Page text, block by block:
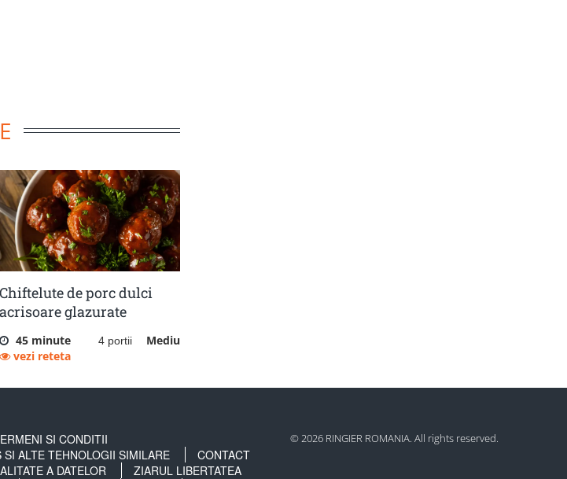
Chiftelute de porc dulci
acrisoare glazurate
45 minute 4 portii
Mediu
vezi reteta
SI CONDITII
ALTE TEHNOLOGII SIMILARE
CONTACT
A DATELOR
ZIARUL LIBERTATEA
© 2026 RINGIER ROMANIA. All rights reserved.